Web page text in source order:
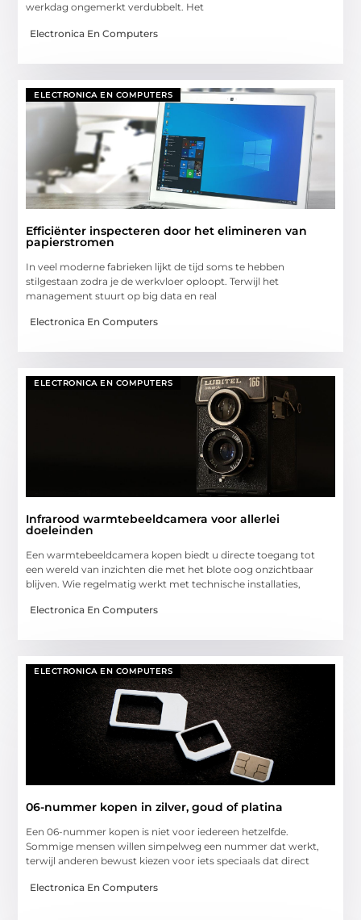
werkdag ongemerkt verdubbelt. Het
Electronica En Computers
ELECTRONICA EN COMPUTERS
Efficiënter inspecteren door het elimineren van
papierstromen
In veel moderne fabrieken lijkt de tijd soms te hebben
stilgestaan zodra je de werkvloer oploopt. Terwijl het
management stuurt op big data en real
Electronica En Computers
ELECTRONICA EN COMPUTERS
Infrarood warmtebeeldcamera voor allerlei
doeleinden
Een warmtebeeldcamera kopen biedt u directe toegang tot
een wereld van inzichten die met het blote oog onzichtbaar
blijven. Wie regelmatig werkt met technische installaties,
Electronica En Computers
ELECTRONICA EN COMPUTERS
06-nummer kopen in zilver, goud of platina
Een 06-nummer kopen is niet voor iedereen hetzelfde.
Sommige mensen willen simpelweg een nummer dat werkt,
terwijl anderen bewust kiezen voor iets speciaals dat direct
Electronica En Computers